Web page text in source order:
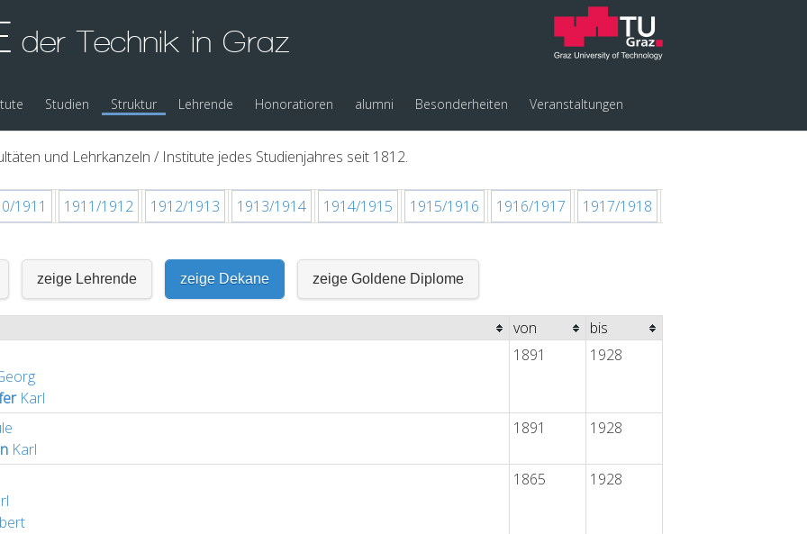
der Technik in Graz
Studien Struktur Lehrende Honoratioren alumni Besonderheiten Veranstaltungen
und Lehrkanzeln / Institute jedes Studienjahres seit 1812.
1911 1911/1912 1912/1913 1913/1914 1914/1915 1915/1916 1916/1917 1917/1918
zeige Lehrende zeige Dekane zeige Goldene Diplome
von
bis
Karl
1891 1928
Karl
1891 1928
1865 1928